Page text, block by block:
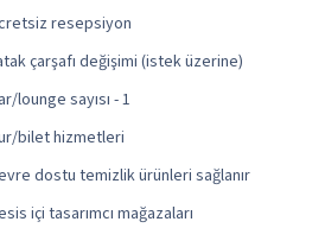
resepsiyon
çarşafı değişimi (istek üzerine)
lounge sayısı - 1
bilet hizmetleri
dostu temizlik ürünleri sağlanır
içi tasarımcı mağazaları